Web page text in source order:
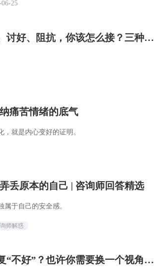
06-25
讨好、阻抗，你该怎么接？三种流
痛苦情绪的底气
就是内心变好的证明。
丢原本的自己 | 咨询师回答精选
于自己的安全感。
师解惑
“不好”？也许你需要换一个视角。